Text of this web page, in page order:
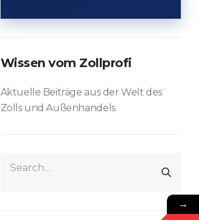
Wissen vom Zollprofi
Aktuelle Beiträge aus der Welt des
Zolls und Außenhandels
→